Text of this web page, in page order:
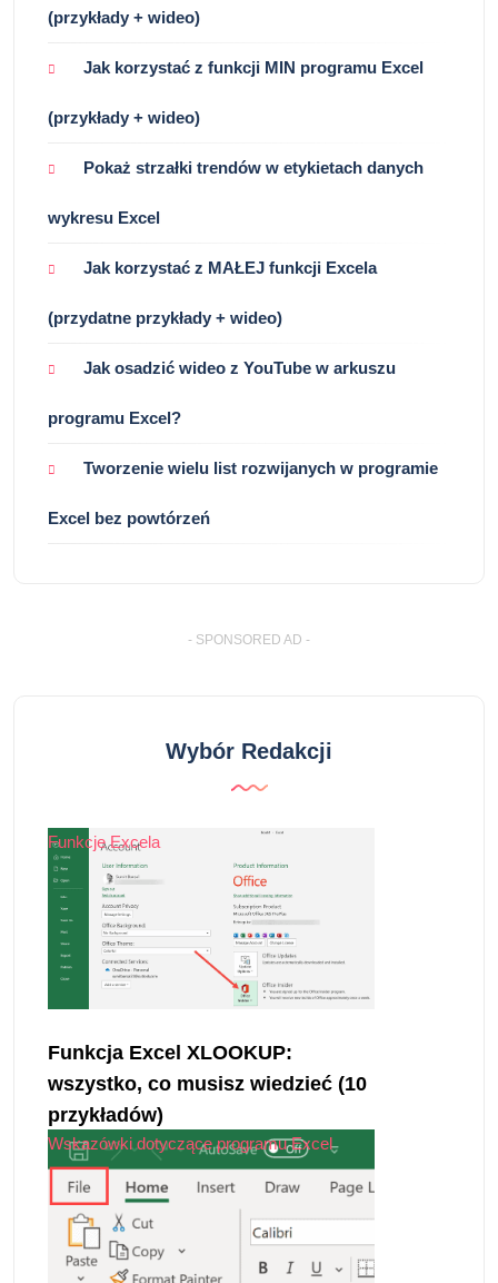
(przykłady + wideo)
Jak korzystać z funkcji MIN programu Excel
(przykłady + wideo)
Pokaż strzałki trendów w etykietach danych
wykresu Excel
Jak korzystać z MAŁEJ funkcji Excela
(przydatne przykłady + wideo)
Jak osadzić wideo z YouTube w arkuszu
programu Excel?
Tworzenie wielu list rozwijanych w programie
Excel bez powtórzeń
- SPONSORED AD -
Wybór Redakcji
Funkcje Excela
Funkcja Excel XLOOKUP:
wszystko, co musisz wiedzieć (10
przykładów)
Wskazówki dotyczące programu Excel